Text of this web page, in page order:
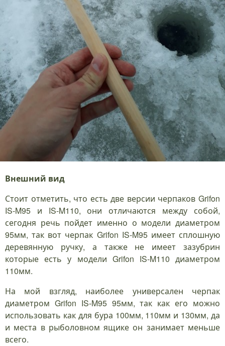
Внешний вид
Стоит отметить, что есть две версии черпаков Grifon
IS-M95 и IS-M110, они отличаются между собой,
сегодня речь пойдет именно о модели диаметром
95мм, так вот черпак Grifon IS-M95 имеет сплошную
деревянную ручку, а также не имеет зазубрин
которые есть у модели Grifon IS-M110 диаметром
110мм.
На мой взгляд, наиболее универсален черпак
диаметром Grifon IS-M95 95мм, так как его можно
использовать как для бура 100мм, 110мм и 130мм, да
и места в рыболовном ящике он занимает меньше
всего.